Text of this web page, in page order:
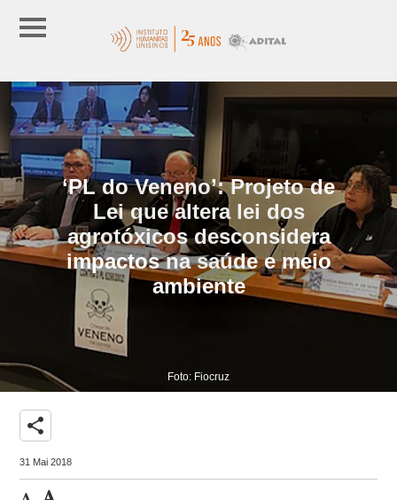
‘PL do Veneno’: Projeto de
Lei que altera lei dos
agrotóxicos desconsidera
impactos na saúde e meio
ambiente
Foto: Fiocruz
share
31 Mai 2018